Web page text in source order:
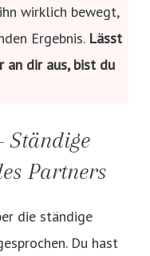
wirklich bewegt,
Ergebnis. Lässt
an dir aus, bist du
Ständige
Partners
die ständige
Du hast